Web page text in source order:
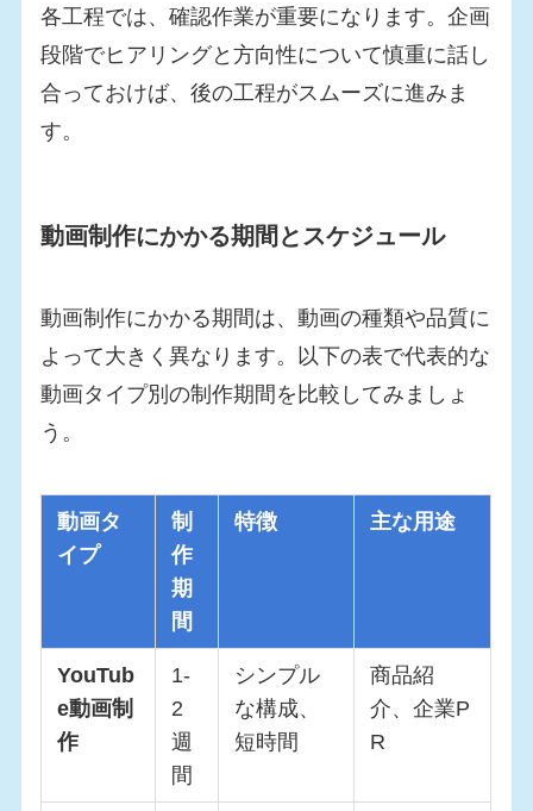
各工程では、確認作業が重要になります。企画
段階でヒアリングと方向性について慎重に話し
合っておけば、後の工程がスムーズに進みま
す。
動画制作にかかる期間とスケジュール
動画制作にかかる期間は、動画の種類や品質に
よって大きく異なります。以下の表で代表的な
動画タイプ別の制作期間を比較してみましょ
う。
動画タ
イプ
制
作
期
間
特徴 主な用途
YouTub
e動画制
作
1-
2
週
間
シンプル
な構成、
短時間
商品紹
介、企業P
R